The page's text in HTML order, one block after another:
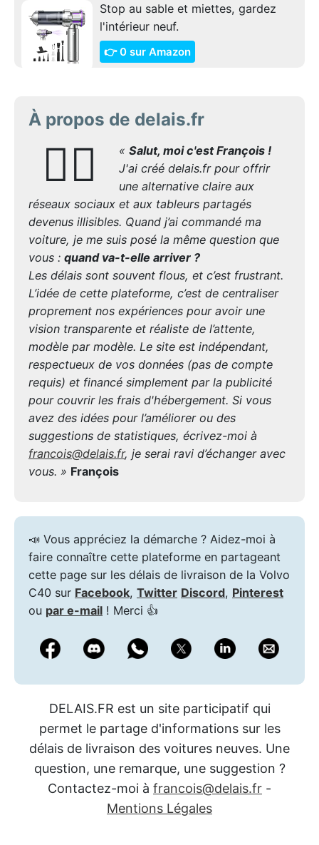
Stop au sable et miettes, gardez
l'intérieur neuf.
👉 0 sur Amazon
À propos de delais.fr
🙋‍♂️ « Salut, moi c'est François !
J'ai créé delais.fr pour offrir
une alternative claire aux
réseaux sociaux et aux tableurs partagés
devenus illisibles. Quand j’ai commandé ma
voiture, je me suis posé la même question que
vous : quand va-t-elle arriver ?
Les délais sont souvent flous, et c’est frustrant.
L’idée de cette plateforme, c’est de centraliser
proprement nos expériences pour avoir une
vision transparente et réaliste de l’attente,
modèle par modèle. Le site est indépendant,
respectueux de vos données (pas de compte
requis) et financé simplement par la publicité
pour couvrir les frais d'hébergement. Si vous
avez des idées pour l’améliorer ou des
suggestions de statistiques, écrivez-moi à
francois@delais.fr, je serai ravi d’échanger avec
vous. » François
📣 Vous appréciez la démarche ? Aidez-moi à
faire connaître cette plateforme en partageant
cette page sur les délais de livraison de la Volvo
C40 sur Facebook, Twitter Discord, Pinterest
ou par e-mail ! Merci 👍
DELAIS.FR est un site participatif qui
permet le partage d'informations sur les
délais de livraison des voitures neuves. Une
question, une remarque, une suggestion ?
Contactez-moi à francois@delais.fr -
Mentions Légales